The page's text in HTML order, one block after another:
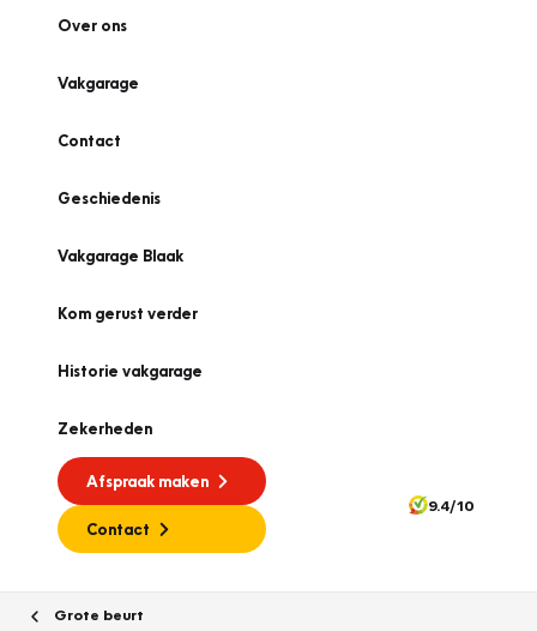
Over ons
Vakgarage
Contact
Geschiedenis
Vakgarage Blaak
Kom gerust verder
Historie vakgarage
Zekerheden
Afspraak maken
Contact
9.4/10
Grote beurt